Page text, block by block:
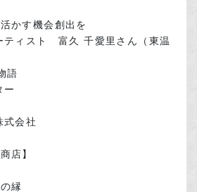
かす機会創出を
ティスト 富久 千愛里さん（東温
語
ー
式会社
店】
縁